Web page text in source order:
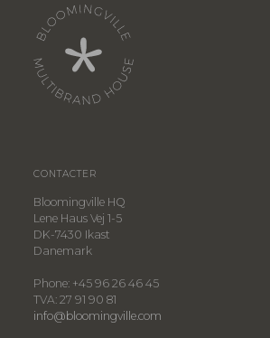
CONTACTER
Bloomingville HQ
Lene Haus Vej 1-5
DK-7430 Ikast
Danemark
Phone: +45 96 26 46 45
TVA: 27 91 90 81
info@bloomingville.com